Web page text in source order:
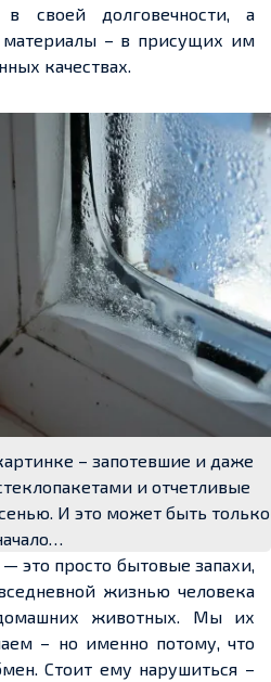
своей долговечности, а
материалы – в присущих им
качествах.
– запотевшие и даже
и отчетливые
И это может быть только
это просто бытовые запахи,
жизнью человека
животных. Мы их
– но именно потому, что
Стоит ему нарушиться –